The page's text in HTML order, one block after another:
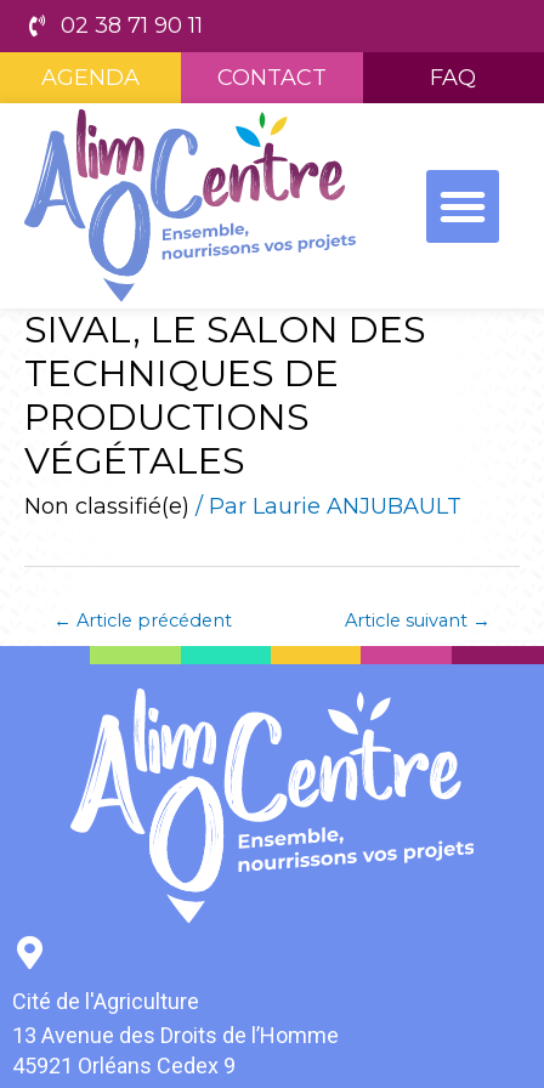
02 38 71 90 11
AGENDA
CONTACT FAQ
SIVAL, LE SALON DES
TECHNIQUES DE
PRODUCTIONS
VÉGÉTALES
Non classifié(e) / Par Laurie ANJUBAULT
← Article précédent Article suivant →
Cité de l'Agriculture
13 Avenue des Droits de l’Homme
45921 Orléans Cedex 9